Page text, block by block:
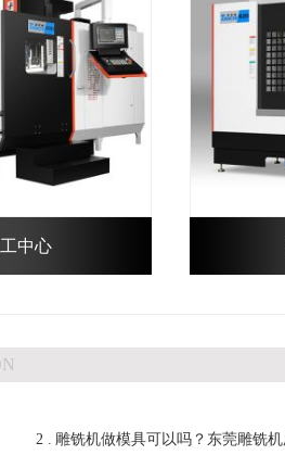
中心
2 . 雕铣机做模具可以吗？东莞雕铣机